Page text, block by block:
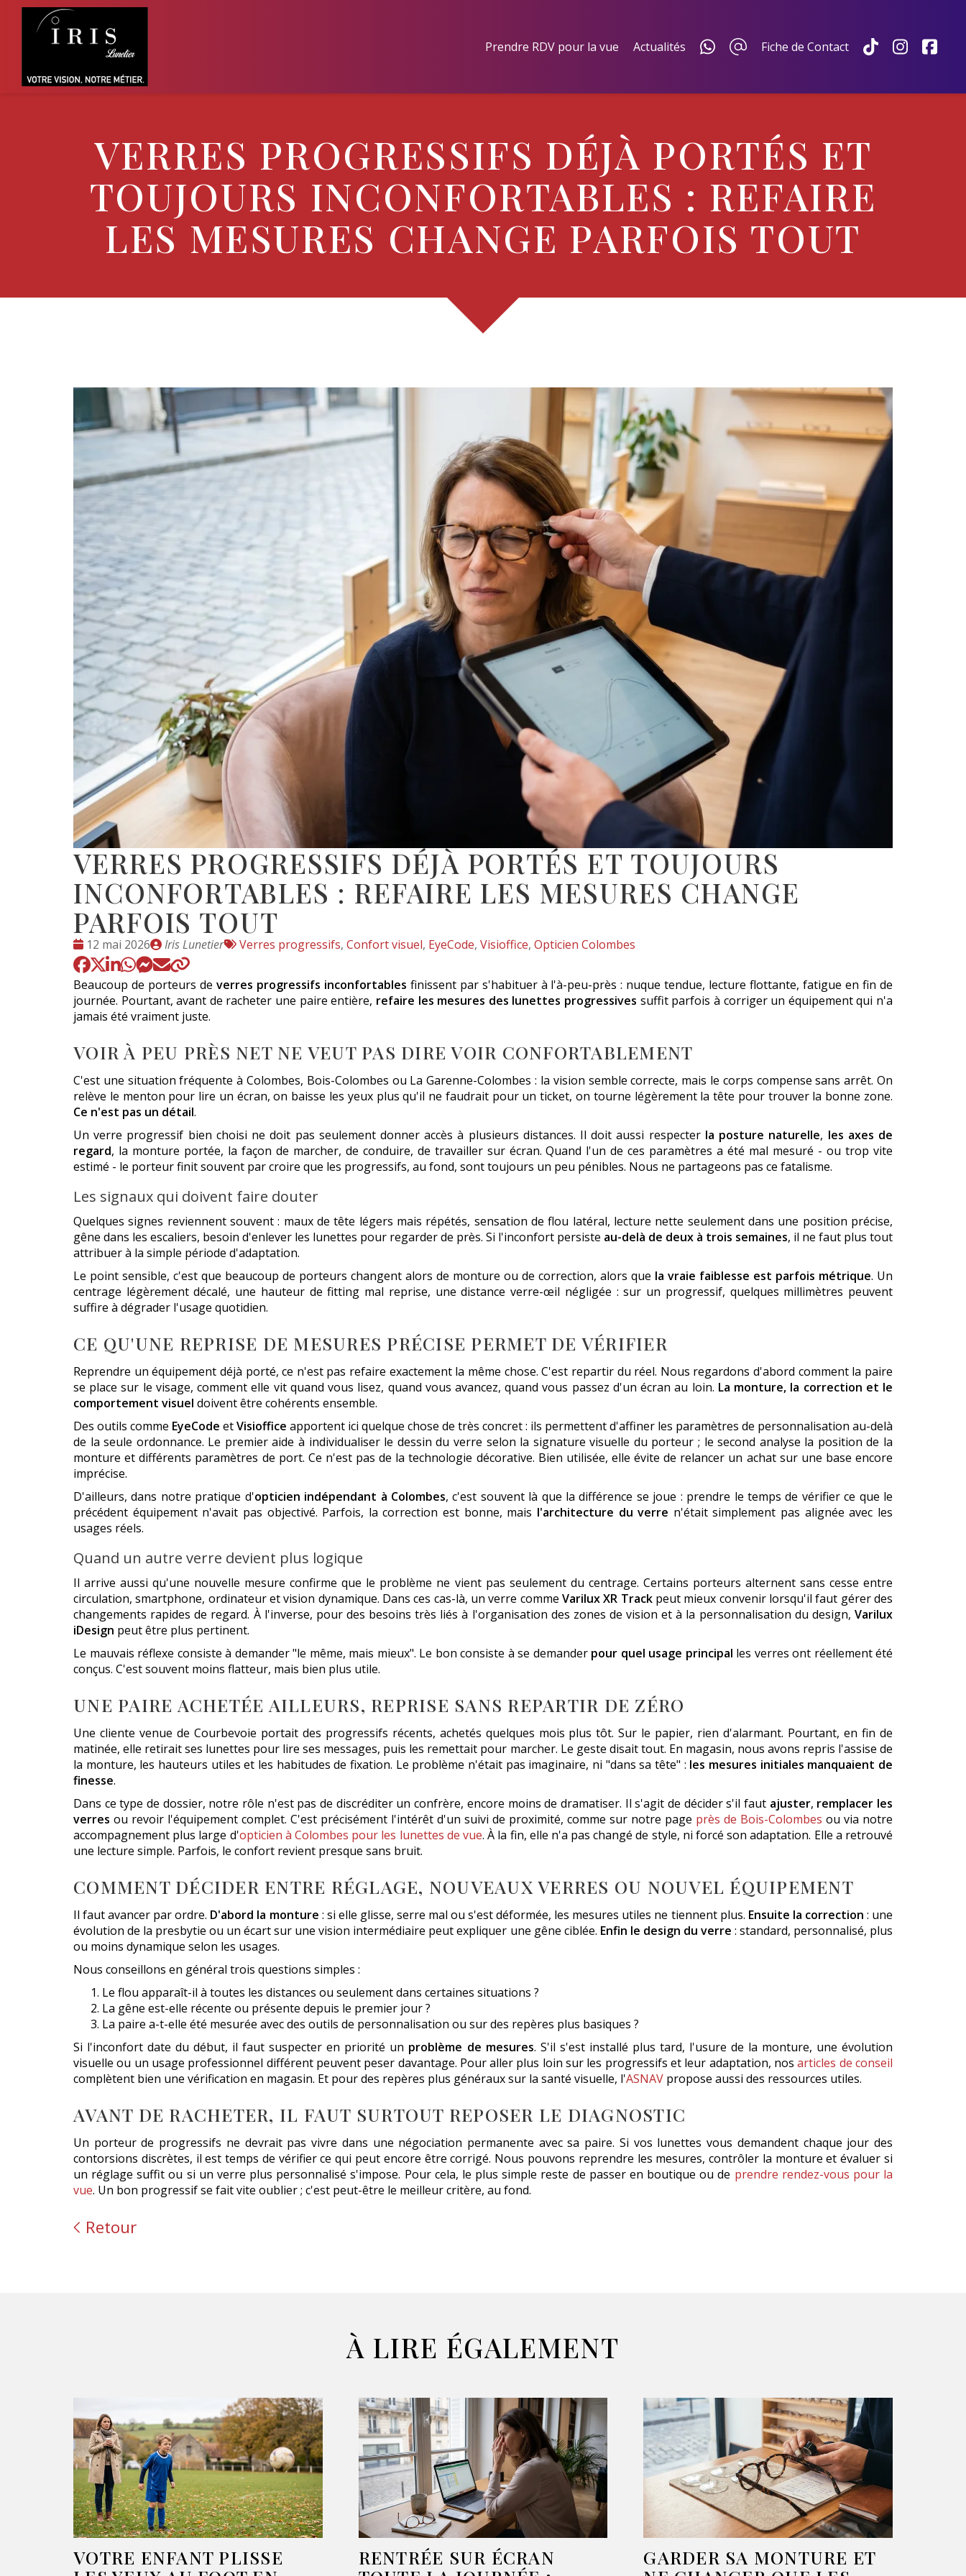
Prendre RDV pour la vue Actualités Fiche de Contact
VERRES PROGRESSIFS DÉJÀ PORTÉS ET
TOUJOURS INCONFORTABLES : REFAIRE
LES MESURES CHANGE PARFOIS TOUT
VERRES PROGRESSIFS DÉJÀ PORTÉS ET TOUJOURS
INCONFORTABLES : REFAIRE LES MESURES CHANGE
PARFOIS TOUT
Date
:
12 mai 2026
Publié
par
Iris Lunetier
Tags
Verres progressifs, Confort visuel, EyeCode, Visioffice, Opticien Colombes
Beaucoup de porteurs de verres progressifs inconfortables finissent par s'habituer à l'à-peu-près : nuque tendue, lecture flottante, fatigue en fin de
journée. Pourtant, avant de racheter une paire entière, refaire les mesures des lunettes progressives suffit parfois à corriger un équipement qui n'a
jamais été vraiment juste.
VOIR À PEU PRÈS NET NE VEUT PAS DIRE VOIR CONFORTABLEMENT
C'est une situation fréquente à Colombes, Bois-Colombes ou La Garenne-Colombes : la vision semble correcte, mais le corps compense sans arrêt. On
relève le menton pour lire un écran, on baisse les yeux plus qu'il ne faudrait pour un ticket, on tourne légèrement la tête pour trouver la bonne zone.
Ce n'est pas un détail.
Un verre progressif bien choisi ne doit pas seulement donner accès à plusieurs distances. Il doit aussi respecter la posture naturelle, les axes de
regard, la monture portée, la façon de marcher, de conduire, de travailler sur écran. Quand l'un de ces paramètres a été mal mesuré - ou trop vite
estimé - le porteur finit souvent par croire que les progressifs, au fond, sont toujours un peu pénibles. Nous ne partageons pas ce fatalisme.
Les signaux qui doivent faire douter
Quelques signes reviennent souvent : maux de tête légers mais répétés, sensation de flou latéral, lecture nette seulement dans une position précise,
gêne dans les escaliers, besoin d'enlever les lunettes pour regarder de près. Si l'inconfort persiste au-delà de deux à trois semaines, il ne faut plus tout
attribuer à la simple période d'adaptation.
Le point sensible, c'est que beaucoup de porteurs changent alors de monture ou de correction, alors que la vraie faiblesse est parfois métrique. Un
centrage légèrement décalé, une hauteur de fitting mal reprise, une distance verre-œil négligée : sur un progressif, quelques millimètres peuvent
suffire à dégrader l'usage quotidien.
CE QU'UNE REPRISE DE MESURES PRÉCISE PERMET DE VÉRIFIER
Reprendre un équipement déjà porté, ce n'est pas refaire exactement la même chose. C'est repartir du réel. Nous regardons d'abord comment la paire
se place sur le visage, comment elle vit quand vous lisez, quand vous avancez, quand vous passez d'un écran au loin. La monture, la correction et le
comportement visuel doivent être cohérents ensemble.
Des outils comme EyeCode etVisioffice apportent ici quelque chose de très concret : ils permettent d'affiner les paramètres de personnalisation au-delà
de la seule ordonnance. Le premier aide à individualiser le dessin du verre selon la signature visuelle du porteur ; le second analyse la position de la
monture et différents paramètres de port. Ce n'est pas de la technologie décorative. Bien utilisée, elle évite de relancer un achat sur une base encore
imprécise.
D'ailleurs, dans notre pratique d'opticien indépendant à Colombes, c'est souvent là que la différence se joue : prendre le temps de vérifier ce que le
précédent équipement n'avait pas objectivé. Parfois, la correction est bonne, mais l'architecture du verre n'était simplement pas alignée avec les
usages réels.
Quand un autre verre devient plus logique
Il arrive aussi qu'une nouvelle mesure confirme que le problème ne vient pas seulement du centrage. Certains porteurs alternent sans cesse entre
circulation, smartphone, ordinateur et vision dynamique. Dans ces cas-là, un verre comme Varilux XR Trackpeut mieux convenir lorsqu'il faut gérer des
changements rapides de regard. À l'inverse, pour des besoins très liés à l'organisation des zones de vision et à la personnalisation du design, Varilux
iDesign peut être plus pertinent.
Le mauvais réflexe consiste à demander "le même, mais mieux". Le bon consiste à se demander pour quel usage principal les verres ont réellement été
conçus. C'est souvent moins flatteur, mais bien plus utile.
UNE PAIRE ACHETÉE AILLEURS, REPRISE SANS REPARTIR DE ZÉRO
Une cliente venue de Courbevoie portait des progressifs récents, achetés quelques mois plus tôt. Sur le papier, rien d'alarmant. Pourtant, en fin de
matinée, elle retirait ses lunettes pour lire ses messages, puis les remettait pour marcher. Le geste disait tout. En magasin, nous avons repris l'assise de
la monture, les hauteurs utiles et les habitudes de fixation. Le problème n'était pas imaginaire, ni "dans sa tête" : les mesures initiales manquaient de
finesse.
Dans ce type de dossier, notre rôle n'est pas de discréditer un confrère, encore moins de dramatiser. Il s'agit de décider s'il faut ajuster, remplacer les
verres ou revoir l'équipement complet. C'est précisément l'intérêt d'un suivi de proximité, comme sur notre page près de Bois-Colombes ou via notre
accompagnement plus large d'opticien à Colombes pour les lunettes de vue. À la fin, elle n'a pas changé de style, ni forcé son adaptation. Elle a retrouvé
une lecture simple. Parfois, le confort revient presque sans bruit.
COMMENT DÉCIDER ENTRE RÉGLAGE, NOUVEAUX VERRES OU NOUVEL ÉQUIPEMENT
Il faut avancer par ordre. D'abord la monture : si elle glisse, serre mal ou s'est déformée, les mesures utiles ne tiennent plus. Ensuite la correction : une
évolution de la presbytie ou un écart sur une vision intermédiaire peut expliquer une gêne ciblée. Enfin le design du verre : standard, personnalisé, plus
ou moins dynamique selon les usages.
Nous conseillons en général trois questions simples :
Le flou apparaît-il à toutes les distances ou seulement dans certaines situations ?
La gêne est-elle récente ou présente depuis le premier jour ?
La paire a-t-elle été mesurée avec des outils de personnalisation ou sur des repères plus basiques ?
Si l'inconfort date du début, il faut suspecter en priorité un problème de mesures. S'il s'est installé plus tard, l'usure de la monture, une évolution
visuelle ou un usage professionnel différent peuvent peser davantage. Pour aller plus loin sur les progressifs et leur adaptation, nosarticles de conseil
complètent bien une vérification en magasin. Et pour des repères plus généraux sur la santé visuelle, l'ASNAV propose aussi des ressources utiles.
AVANT DE RACHETER, IL FAUT SURTOUT REPOSER LE DIAGNOSTIC
Un porteur de progressifs ne devrait pas vivre dans une négociation permanente avec sa paire. Si vos lunettes vous demandent chaque jour des
contorsions discrètes, il est temps de vérifier ce qui peut encore être corrigé. Nous pouvons reprendre les mesures, contrôler la monture et évaluer si
un réglage suffit ou si un verre plus personnalisé s'impose. Pour cela, le plus simple reste de passer en boutique ou de prendre rendez-vous pour la
vue. Un bon progressif se fait vite oublier ; c'est peut-être le meilleur critère, au fond.
Retour
À LIRE ÉGALEMENT
VOTRE ENFANT PLISSE
RENTRÉE SUR ÉCRAN
GARDER SA MONTURE ET